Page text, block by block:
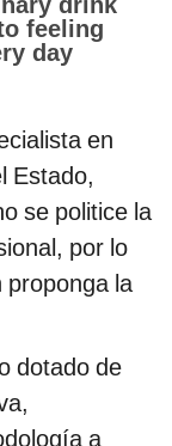
en
Estado,
se politice la
por lo
proponga la
dotado de
a